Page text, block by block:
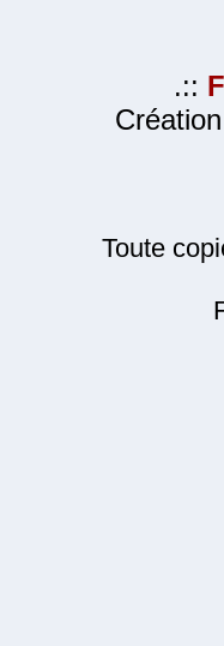
.::
Toute